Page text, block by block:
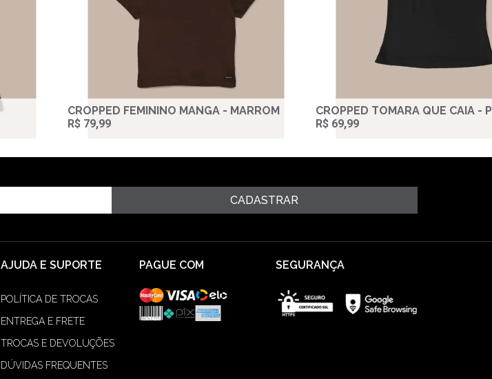
CROPPED FEMININO MANGA - MARROM
R$ 79,99
CROPPED TOMARA QUE CAIA -
R$ 69,99
CADASTRAR
AJUDA E SUPORTE
POLÍTICA DE TROCAS
ENTREGA E FRETE
TROCAS E DEVOLUÇÕES
DÚVIDAS FREQUENTES
PAGUE COM SEGURANÇA